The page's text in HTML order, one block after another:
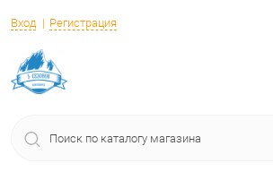
Вход Регистрация